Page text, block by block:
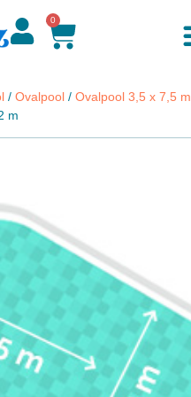
0
/ Ovalpool / Ovalpool 3,5 x 7,5 m
m